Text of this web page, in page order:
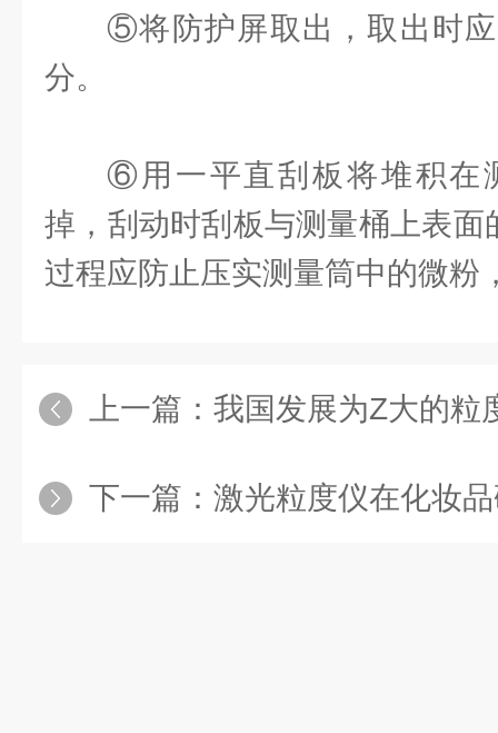
⑤将防护屏取出，取出时
分。
⑥用一平直刮板将堆积在
掉，刮动时刮板与测量桶上表
过程应防止压实测量筒中的微粉
上一篇： 我国发展为Z大的粒
下一篇： 激光粒度仪在化妆